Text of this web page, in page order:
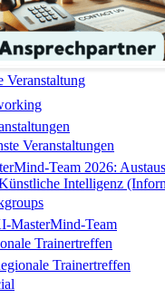
Veranstaltung
Veranstaltungen
Team 2026:
Intelligenz
MasterMind-Team
Trainertreffen
Trainertreffen